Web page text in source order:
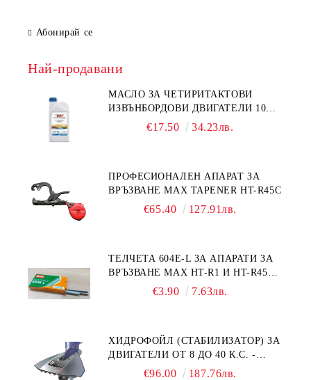
Абонирай се
Най-продавани
МАСЛО ЗА ЧЕТИРИТАКТОВИ
ИЗВЪНБОРДОВИ ДВИГАТЕЛИ 10W-
30 HONDA MARINE 08221-999-
€17.50 34.23лв.
ПРОФЕСИОНАЛЕН АПАРАТ ЗА
ВРЪЗВАНЕ MAX TAPENER HT-R45C
€65.40 127.91лв.
ТЕЛЧЕТА 604E-L ЗА АПАРАТИ ЗА
ВРЪЗВАНЕ MAX HT-R1 И HT-R45C
€3.90 7.63лв.
ХИДРОФОЙЛ (СТАБИЛИЗАТОР) ЗА
ДВИГАТЕЛИ ОТ 8 ДО 40 К.С. -
УНИВЕРСАЛЕН SE SPORT 200
€96.00 187.76лв.